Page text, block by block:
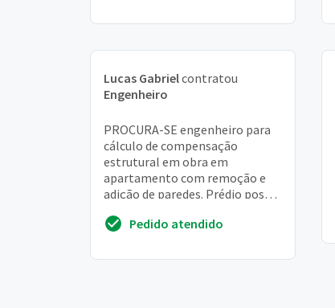
Lucas Gabrielcontratou
Engenheiro
PROCURA-SE engenheiro para
cálculo de compensação
estrutural em obra em
apartamento com remoção e
adição de paredes. Prédio possui
estruturais, sem coluna.
Pedido atendido